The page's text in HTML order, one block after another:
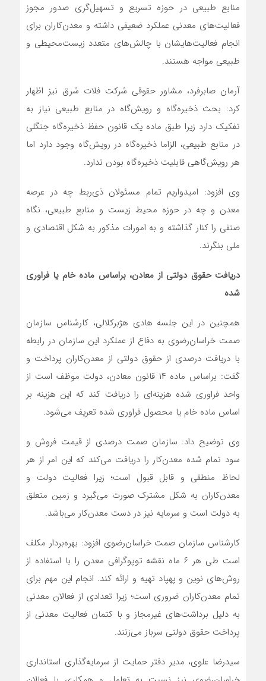
منابع طبیعی در حوزه تسریع و تسهیل‌گری صدور مجوز
فعالیت‌های معدنی عملکرد ضعیفی داشته و معدن‌کاران برای
انجام فعالیت‌هایشان با چالش‌های متعدد زیست‌محیطی و
طبیعی مواجه هستند.
آرمان صابرفرد، مشاور حقوقی شرکت فلات شرق نیز اظهار
کرد: بحث ذخیره‌گاه و رویش‌گاه در منابع طبیعی نیاز به
تفکیک دارد زیرا طبق ماده یک قانون حفظ ذخیره‌گاه جنگلی
در منابع طبیعی، الزاما ذخیره‌گاه در رویش‌گاه وجود دارد اما
هر رویش‌گاهی قابلیت ذخیره‌گاه بودن ندارد.
وی افزود: امیدواریم تمام مسئولان ذی‌ربط چه در عرصه
معدن و چه در حوزه محیط زیست و منابع طبیعی، نگاه
صنفی را کنار گذاشته و به امورات مذکور به شکل اقتصادی و
ملی بنگرند.
دریافت حقوق دولتی از معادن، براساس ماده خام یا فراوری
شده
همچنین در این جلسه هادی هژبرکلالی، کارشناس سازمان
صمت خراسان‌رضوی به دفاع از عملکرد این سازمان در رابطه
با دریافت درصدی از حقوق دولتی از معدن‌کاران پرداخت و
گفت: براساس ماده ۱۴ قانون معادن، دولت موظف است از
واحد فراوری شده هزینه‌ای را دریافت کند که این هزینه بر
اساس ماده خام یا محصول فراوری شده تعریف می‌شود.
وی توضیح داد: سازمان صمت درصدی از قیمت فروش و
سود تمام شده معدن‌کار را دریافت می‌کند که این امر از هر
لحاظ منطقی و قابل قبول است؛ زیرا فعالیت دولت و
معدن‌کاران به شکل مشترک صورت می‌گیرد و زمین متعلق
به دولت است و سرمایه نیز در دست معدن‌کار می‌باشد.
کارشناس سازمان صمت خراسان‌رضوی افزود: بهره‌بردار مکلف
است طی هر ۶ ماه نقشه توپوگرافی معدن را با استفاده از
روش‌های نوین و پهپاد تهیه و ارائه کند. انجام این مهم برای
تمام معدن‌کاران ضروری است؛ زیرا تعدادی از فعالان معدنی
به دلیل برداشت‌های غیرمجاز و با کتمان فعالیت معدنی از
پرداخت حقوق دولتی سرباز می‌زنند.
سیدرضا علوی، مدیر دفتر حمایت از سرمایه‌گذاری استانداری